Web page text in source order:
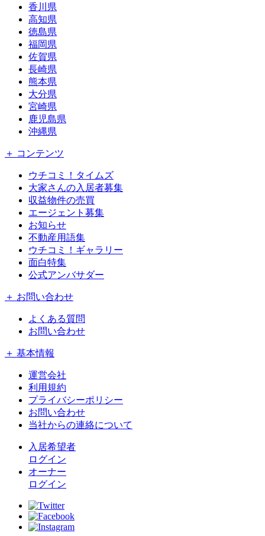
香川県
高知県
徳島県
福岡県
佐賀県
長崎県
熊本県
大分県
宮崎県
鹿児島県
沖縄県
＋ コンテンツ
ウチコミ！タイムズ
大家さんの入居者募集
収益物件の売買
エージェント募集
お知らせ
不動産用語集
ウチコミ！ギャラリー
面白特集
公式アンバサダー
＋ お問い合わせ
よくある質問
お問い合わせ
＋ 基本情報
運営会社
利用規約
プライバシーポリシー
お問い合わせ
当社からの連絡について
入居希望者
ログイン
オーナー
ログイン